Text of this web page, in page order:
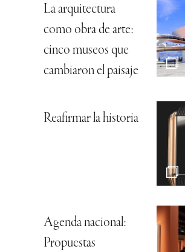
La arquitectura
como obra de arte:
cinco museos que
cambiaron el paisaje
Reafirmar la historia
Agenda nacional:
Propuestas